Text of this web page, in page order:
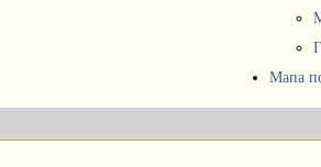
Мапа